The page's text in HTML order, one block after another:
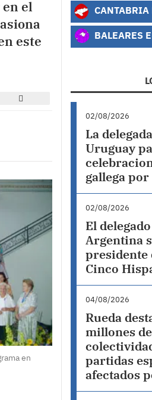
el
este
en
CANTABRIA
BALEARES
02/08/2026
La
Uruguay
gallega
02/08/2026
El
Argentina
presidente
Cinco
04/08/2026
Rueda
millones
partidas
afectados